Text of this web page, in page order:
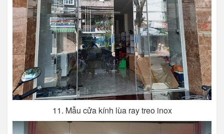
11. Mẫu cửa kính lùa ray treo inox